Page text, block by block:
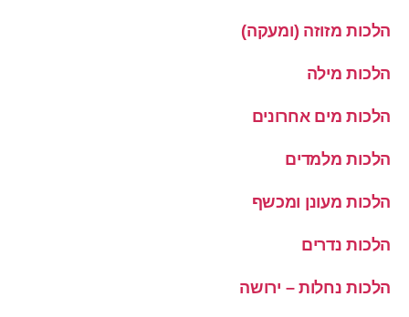
הלכות מזוזה (ומעקה)
הלכות מילה
הלכות מים אחרונים
הלכות מלמדים
הלכות מעונן ומכשף
הלכות נדרים
הלכות נחלות – ירושה